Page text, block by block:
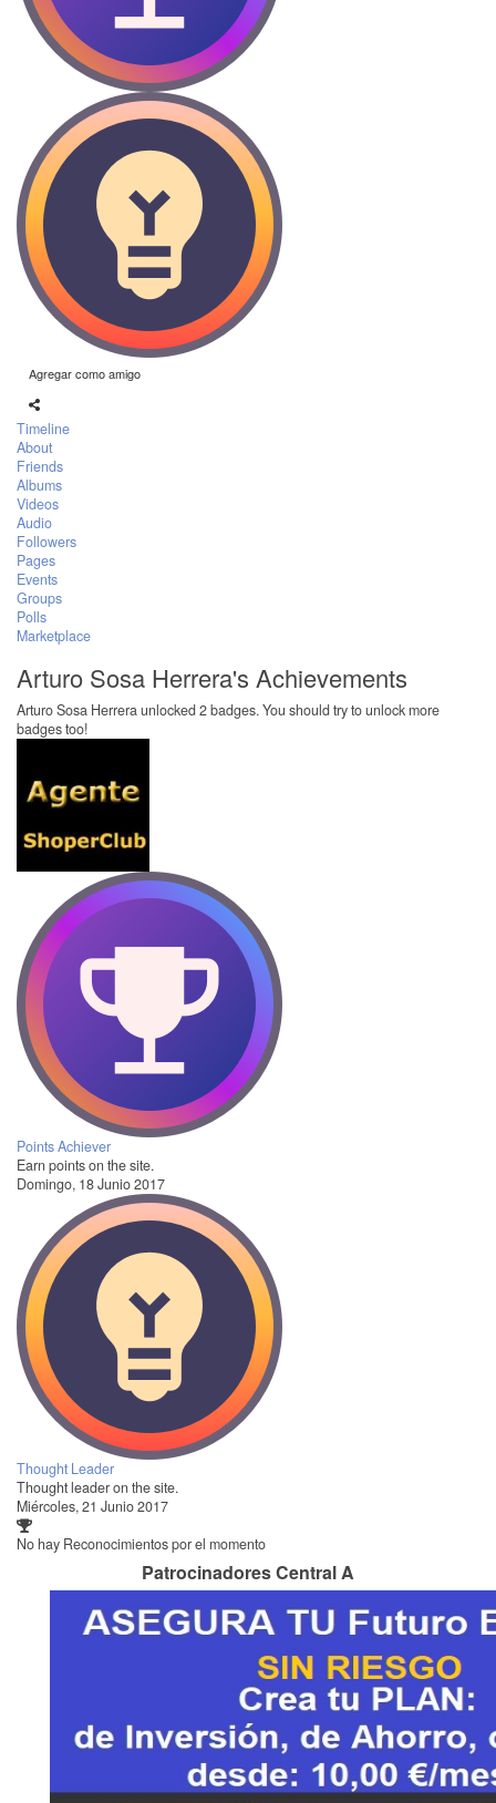
Agregar como amigo
Timeline
About
Friends
Albums
Videos
Audio
Followers
Pages
Events
Groups
Polls
Marketplace
Arturo Sosa Herrera's Achievements
Arturo Sosa Herrera unlocked 2 badges. You should try to unlock more
badges too!
Points Achiever
Earn points on the site.
Domingo, 18 Junio 2017
Thought Leader
Thought leader on the site.
Miércoles, 21 Junio 2017
No hay Reconocimientos por el momento
Patrocinadores Central A